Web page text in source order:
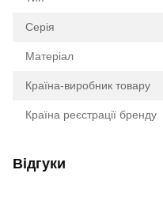
Серія
Матеріал
Країна-виробник товару
Країна реєстрації бренду
Відгуки